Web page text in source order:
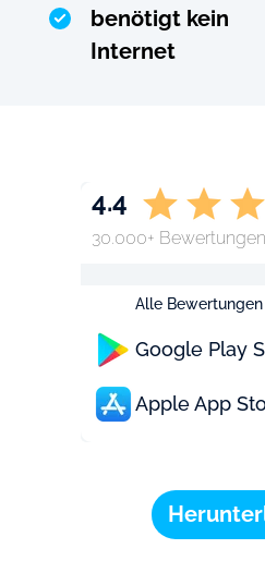
benötigt kein
Internet
Alle Bewertungen
Google Play
Apple App
4.4
30.000+ Bewertungen